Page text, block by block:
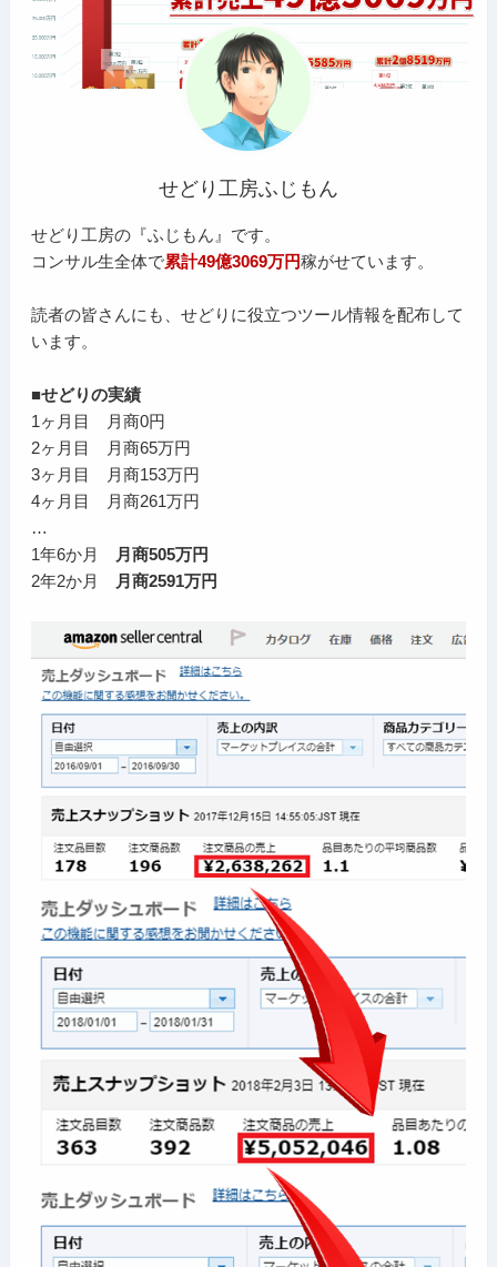
せどり工房ふじもん
せどり工房の『ふじもん』です。
コンサル生全体で累計49億3069万円稼がせています。
読者の皆さんにも、せどりに役立つツール情報を配布して
います。
■せどりの実績
1ヶ月目 月商0円
2ヶ月目 月商65万円
3ヶ月目 月商153万円
4ヶ月目 月商261万円
…
1年6か月
月商505万円
2年2か月
月商2591万円